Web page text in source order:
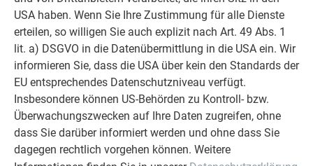
USA haben. Wenn Sie Ihre Zustimmung für alle Dienste
erteilen, so willigen Sie auch explizit nach Art. 49 Abs. 1
lit. a) DSGVO in die Datenübermittlung in die USA ein. Wir
informieren Sie, dass die USA über kein den Standards der
EU entsprechendes Datenschutzniveau verfügt.
Insbesondere können US-Behörden zu Kontroll- bzw.
Überwachungszwecken auf Ihre Daten zugreifen, ohne
dass Sie darüber informiert werden und ohne dass Sie
dagegen rechtlich vorgehen können. Weitere
ERFAHRUNGSBERICHTE LESEN
PREFA SANIERUNGSGALERIE
OBJEKTE VOR UND NACH DER SANIERUNG